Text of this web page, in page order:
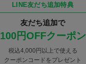
LINE友だち追加特典
友だち追加で
100円OFFクーポン
税込4,000円以上で使える
クーポンコードをプレゼント